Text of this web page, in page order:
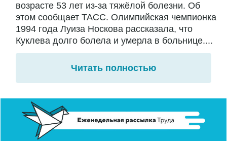
возрасте 53 лет из-за тяжёлой болезни. Об
этом сообщает ТАСС. Олимпийская чемпионка
1994 года Луиза Носкова рассказала, что
Куклева долго болела и умерла в больнице....
Читать полностью